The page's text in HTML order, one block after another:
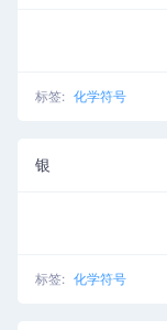
标签: 化学符号
银
标签: 化学符号